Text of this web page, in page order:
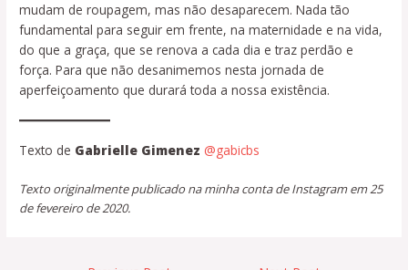
mudam de roupagem, mas não desaparecem. Nada tão
fundamental para seguir em frente, na maternidade e na vida,
do que a graça, que se renova a cada dia e traz perdão e
força. Para que não desanimemos nesta jornada de
aperfeiçoamento que durará toda a nossa existência.
Texto de Gabrielle Gimenez @gabicbs
Texto originalmente publicado na minha conta de Instagram em 25
de fevereiro de 2020.